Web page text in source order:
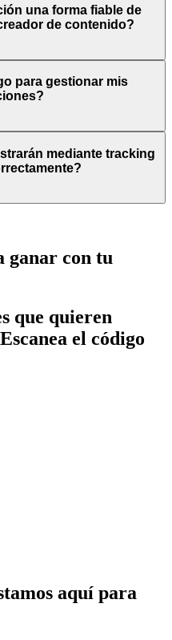
una forma fiable de
de contenido?
para gestionar mis
mediante tracking
ganar con tu
que quieren
el código
aquí para